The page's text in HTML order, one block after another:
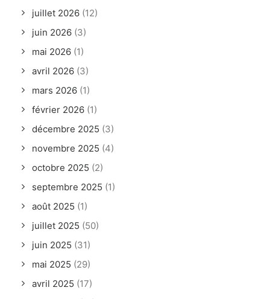
juillet 2026 (12)
juin 2026 (3)
mai 2026 (1)
avril 2026 (3)
mars 2026 (1)
février 2026 (1)
décembre 2025 (3)
novembre 2025 (4)
octobre 2025 (2)
septembre 2025 (1)
août 2025 (1)
juillet 2025 (50)
juin 2025 (31)
mai 2025 (29)
avril 2025 (17)